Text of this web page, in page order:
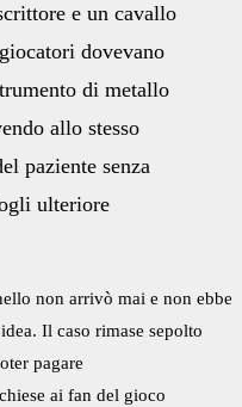
e un cavallo
dovevano
di metallo
allo stesso
paziente senza
ulteriore
non arrivò mai e non ebbe
Il caso rimase sepolto
pagare
ai fan del gioco